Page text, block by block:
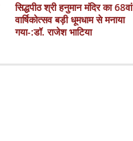
सिद्धपीठ श्री हनुमान मंदिर का 68वां
वार्षिकोत्सव बड़ी धूमधाम से मनाया
गया-:डॉ. राजेश भाटिया